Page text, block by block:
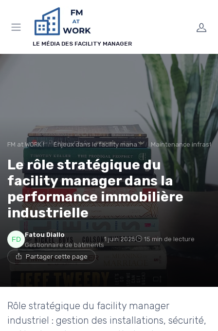
LE MÉDIA DES FACILITY MANAGER
FM at WORK ! Enjeux dans le facility management Maintenance
Le rôle stratégique du
facility manager dans la
performance immobilière
industrielle
Fatou Diallo
Gestionnaire de bâtiments
1 juin 2025 15 min de lecture
Partager cette page
Rôle stratégique du facility manager
industriel : gestion des installations, sécurité,
Panneau de gestion des cookies